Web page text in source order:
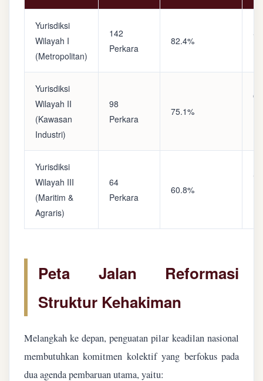
Yurisdiksi
Wilayah I
(Metropolitan)
142
Perkara
82.4%
Yurisdiksi
Wilayah II
(Kawasan
Industri)
98
Perkara
75.1%
Yurisdiksi
Wilayah III
(Maritim &
Agraris)
64
Perkara
60.8%
Peta Jalan Reformasi
Struktur Kehakiman
Melangkah ke depan, penguatan pilar keadilan nasional
membutuhkan komitmen kolektif yang berfokus pada
dua agenda pembaruan utama, yaitu: